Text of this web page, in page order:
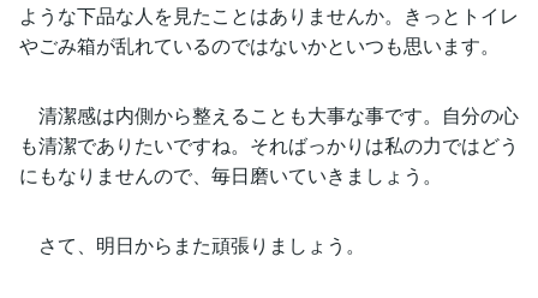
ような下品な人を見たことはありませんか。きっとトイレ
やごみ箱が乱れているのではないかといつも思います。
清潔感は内側から整えることも大事な事です。自分の心
も清潔でありたいですね。そればっかりは私の力ではどう
にもなりませんので、毎日磨いていきましょう。
さて、明日からまた頑張りましょう。